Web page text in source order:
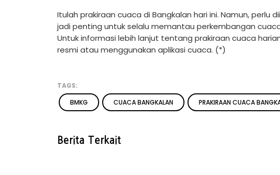
Itulah prakiraan cuaca di Bangkalan hari ini. Namun,
jadi penting untuk selalu memantau perkembangan
Untuk informasi lebih lanjut tentang prakiraan cuaca
resmi atau menggunakan aplikasi cuaca. (*)
TAGS:
BMKG
CUACA BANGKALAN PRAKIRAAN CUACA
Berita Terkait